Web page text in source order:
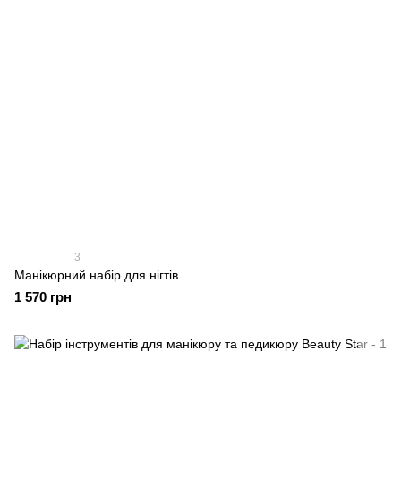
3
Манікюрний набір для нігтів
1 570 грн